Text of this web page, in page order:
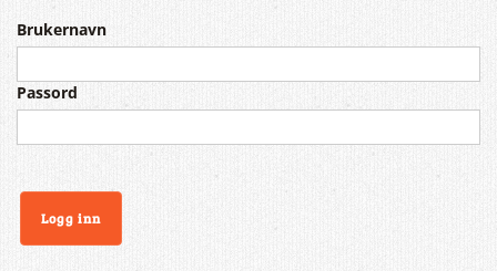
Brukernavn
Passord